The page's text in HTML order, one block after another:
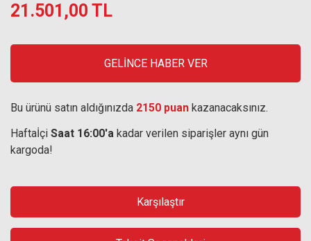
21.501,00 TL
GELİNCE HABER VER
Bu ürünü satın aldığınızda 2150 puan kazanacaksınız.
Haftaİçi Saat 16:00'a kadar verilen siparişler aynı gün
kargoda!
Karşılaştır